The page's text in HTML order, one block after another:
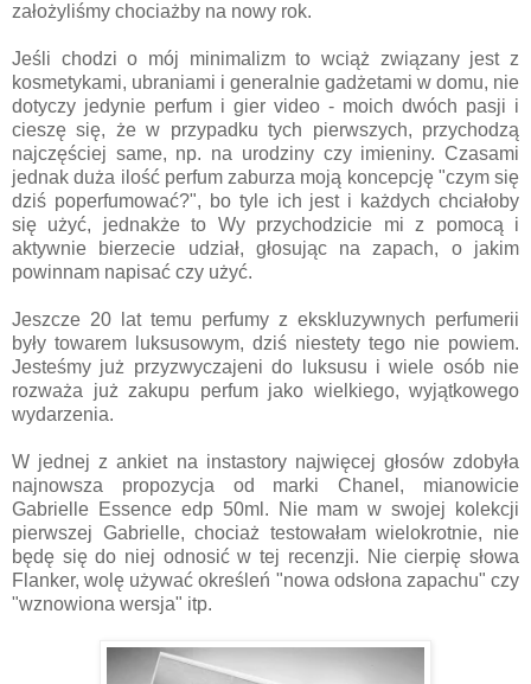
założyliśmy chociażby na nowy rok.
Jeśli chodzi o mój minimalizm to wciąż związany jest z
kosmetykami, ubraniami i generalnie gadżetami w domu, nie
dotyczy jedynie perfum i gier video - moich dwóch pasji i
cieszę się, że w przypadku tych pierwszych, przychodzą
najczęściej same, np. na urodziny czy imieniny. Czasami
jednak duża ilość perfum zaburza moją koncepcję "czym się
dziś poperfumować?", bo tyle ich jest i każdych chciałoby
się użyć, jednakże to Wy przychodzicie mi z pomocą i
aktywnie bierzecie udział, głosując na zapach, o jakim
powinnam napisać czy użyć.
Jeszcze 20 lat temu perfumy z ekskluzywnych perfumerii
były towarem luksusowym, dziś niestety tego nie powiem.
Jesteśmy już przyzwyczajeni do luksusu i wiele osób nie
rozważa już zakupu perfum jako wielkiego, wyjątkowego
wydarzenia.
W jednej z ankiet na instastory najwięcej głosów zdobyła
najnowsza propozycja od marki Chanel, mianowicie
Gabrielle Essence edp 50ml. Nie mam w swojej kolekcji
pierwszej Gabrielle, chociaż testowałam wielokrotnie, nie
będę się do niej odnosić w tej recenzji. Nie cierpię słowa
Flanker, wolę używać określeń "nowa odsłona zapachu" czy
"wznowiona wersja" itp.